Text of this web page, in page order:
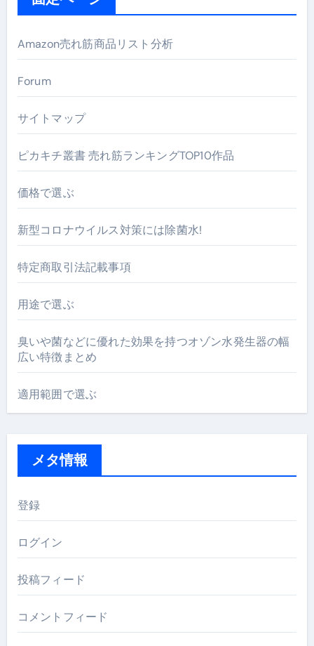
Amazon売れ筋商品リスト分析
Forum
サイトマップ
ピカキチ叢書 売れ筋ランキングTOP10作品
価格で選ぶ
新型コロナウイルス対策には除菌水!
特定商取引法記載事項
用途で選ぶ
臭いや菌などに優れた効果を持つオゾン水発生器の幅
広い特徴まとめ
適用範囲で選ぶ
メタ情報
登録
ログイン
投稿フィード
コメントフィード